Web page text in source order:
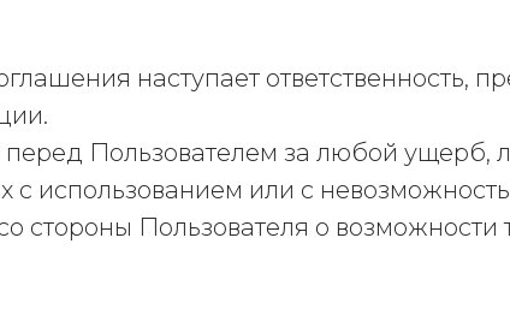
наступает ответственность,
перед Пользователем за любой
использованием или с
стороны Пользователя о